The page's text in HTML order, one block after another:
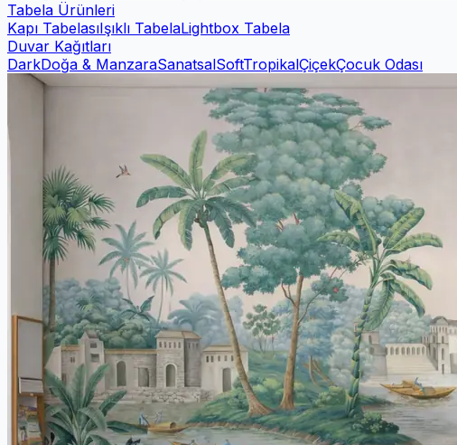
Tabela Ürünleri
Kapı TabelasıIşıklı TabelaLightbox Tabela
Duvar Kağıtları
DarkDoğa & ManzaraSanatsalSoftTropikalÇiçekÇocuk Odası